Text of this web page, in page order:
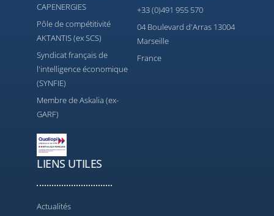
CAPENERGIES
Pôle de compétitivité
AKTANTIS (ex SCS)
Syndicat français de
l'intelligence économique
(SYNFIE)
Membre de Askalia (ex-
GARF)
+33 (0)491 955 570
04 Boulevard d'Arras 13004
Marseille
France
LIENS UTILES
Actualités